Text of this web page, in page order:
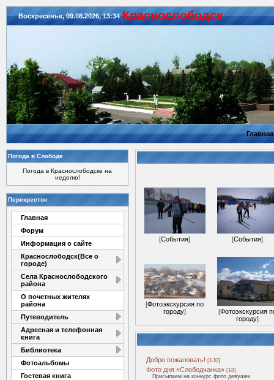
Воскресенье, 09.08.2026, 13:34 Красноcлободск
Главная
Погода в Слободе
Погода в Краснослободске на
неделю!
Перекресток
Главная
Форум
Информация о сайте
Краснослободск(Все о
городе)
Села Краснослободского
района
О почетных жителях
района
Путеводитель
Адресная и телефонная
книга
Библиотека
Фотоальбомы
Гостевая книга
[События] [События]
[Фотоэкскурсия по
городу] [Фотоэкскурсия
городу]
Добро пожаловать! [130]
Фото дня «Слободчанка» [18]
Присылаем на конкурс фото девушек